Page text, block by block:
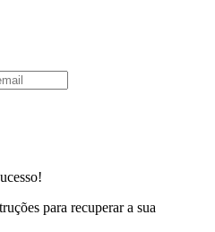
para recuperar a sua